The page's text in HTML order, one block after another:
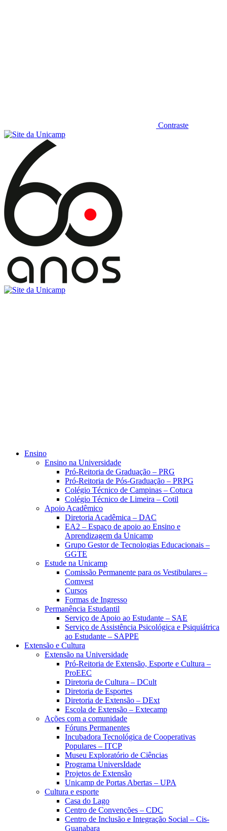
Contraste
Ensino
Ensino na Universidade
Pró-Reitoria de Graduação – PRG
Pró-Reitoria de Pós-Graduação – PRPG
Colégio Técnico de Campinas – Cotuca
Colégio Técnico de Limeira – Cotil
Apoio Acadêmico
Diretoria Acadêmica – DAC
EA2 – Espaço de apoio ao Ensino e
Aprendizagem da Unicamp
Grupo Gestor de Tecnologias Educacionais –
GGTE
Estude na Unicamp
Comissão Permanente para os Vestibulares –
Comvest
Cursos
Formas de Ingresso
Permanência Estudantil
Serviço de Apoio ao Estudante – SAE
Serviço de Assistência Psicológica e Psiquiátrica
ao Estudante – SAPPE
Extensão e Cultura
Extensão na Universidade
Pró-Reitoria de Extensão, Esporte e Cultura –
ProEEC
Diretoria de Cultura – DCult
Diretoria de Esportes
Diretoria de Extensão – DExt
Escola de Extensão – Extecamp
Ações com a comunidade
Fóruns Permanentes
Incubadora Tecnológica de Cooperativas
Populares – ITCP
Museu Exploratório de Ciências
Programa UniversIdade
Projetos de Extensão
Unicamp de Portas Abertas – UPA
Cultura e esporte
Casa do Lago
Centro de Convenções – CDC
Centro de Inclusão e Integração Social – Cis-
Guanabara